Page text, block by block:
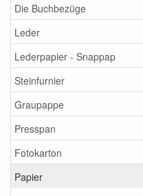
Die Buchbezüge
Leder
Lederpapier - Snappap
Steinfurnier
Graupappe
Presspan
Fotokarton
Papier